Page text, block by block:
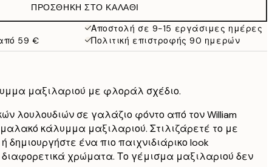
ΠΡΟΣΘΉΚΗ ΣΤΟ ΚΑΛΆΘΙ
Αποστολή σε 9-15 εργάσιμες ημέρες
59 €
Πολιτική επιστροφής 90 ημερών
μαξιλαριού με φλοράλ σχέδιο.
λουλουδιών σε γαλάζιο φόντο από τον William
κάλυμμα μαξιλαριού. Στιλιζάρετέ το με
ένα πιο παιχνιδιάρικο look
διαφορετικά χρώματα. Το γέμισμα μαξιλαριού δεν